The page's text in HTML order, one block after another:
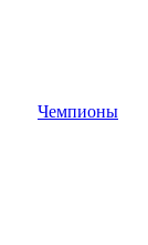
Чемпионы